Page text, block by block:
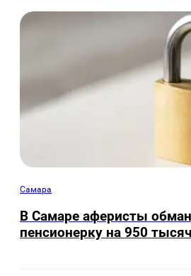
Самара
В Самаре аферисты
пенсионерку на 950